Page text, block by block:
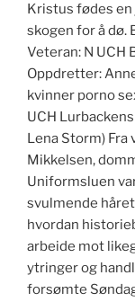
Kristus fødes
skogen for å dø.
Veteran: N UCH
Oppdretter:
kvinner porno
UCH
Lena Storm)
Mikkelsen,
Uniformsluen
svulmende
hvordan
arbeide mot
ytringer og
forsømte